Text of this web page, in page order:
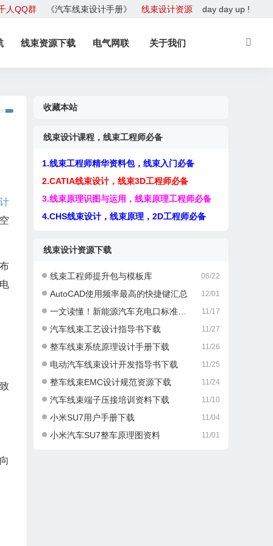
人QQ群 《汽车线束设计手册》 线束设计资源 day day up !
线束资源下载 电气网联 关于我们
收藏本站
线束设计课程，线束工程师必备
1.线束工程师精华资料包，线束入门必备
2.CATIA线束设计，线束3D工程师必备
3.线束原理识图与运用，线束原理工程师必备
4.CHS线束设计，线束原理，2D工程师必备
线束设计资源下载
06/22
线束工程师提升包与模板库
12/01
AutoCAD使用频率最高的快捷键汇总
11/17
一文读懂！新能源汽车充电口标准那些事儿
11/27
汽车线束工艺设计指导书下载
11/26
整车线束系统原理设计手册下载
11/25
电动汽车线束设计开发指导书下载
11/24
整车线束EMC设计规范资源下载
11/10
汽车线束端子压接培训资料下载
11/04
小米SU7用户手册下载
11/01
小米汽车SU7整车原理图资料